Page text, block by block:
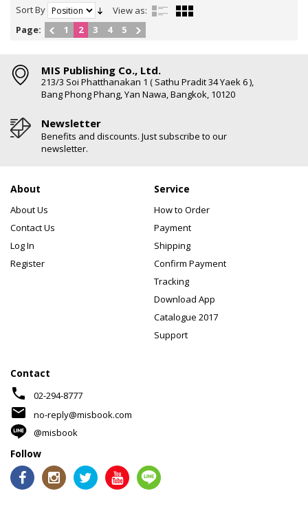
Sort By
View as:
Page:
1 2 3 4 5
MIS Publishing Co., Ltd.
213/3 Soi Phatthanakan 1 ( Sathu Pradit 34 Yaek 6 ),
Bang Phong Phang, Yan Nawa, Bangkok, 10120
Newsletter
Benefits and discounts. Just subscribe to our
newsletter.
About
About Us
Contact Us
Log In
Register
Service
How to Order
Payment
Shipping
Confirm Payment
Tracking
Download App
Catalogue 2017
Support
Contact
phone 02-294-8777
mail
no-reply@misbook.com
@misbook
Follow